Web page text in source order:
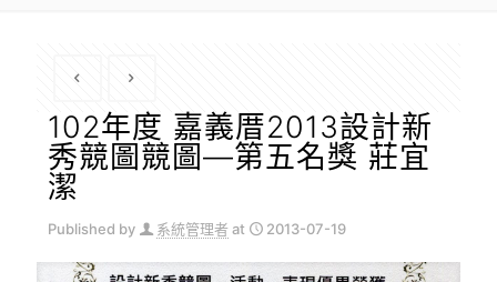
102年度 嘉義厝2013設計新
秀競圖競圖—第五名獎 莊宜
潔
Published by 系統管理者 at 2013-07-19